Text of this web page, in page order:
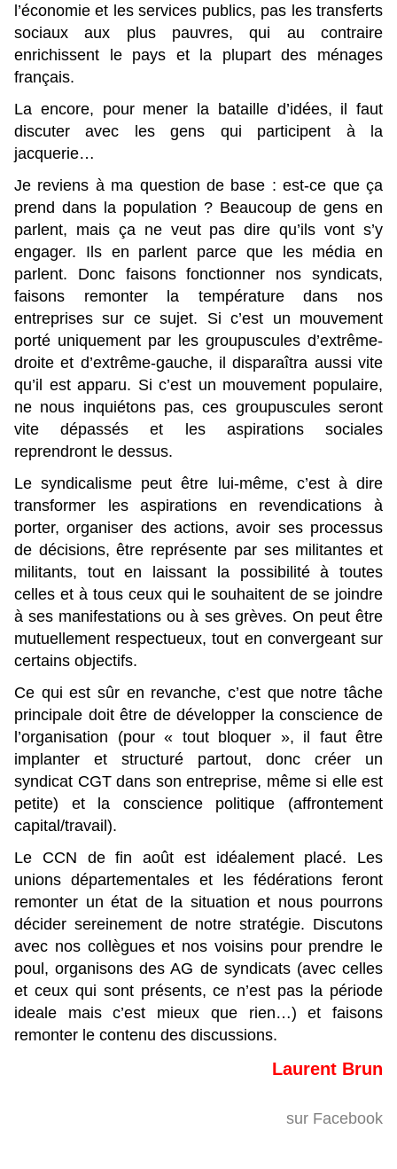
l’économie et les services publics, pas les transferts
sociaux aux plus pauvres, qui au contraire
enrichissent le pays et la plupart des ménages
français.
La encore, pour mener la bataille d’idées, il faut
discuter avec les gens qui participent à la
jacquerie…
Je reviens à ma question de base : est-ce que ça
prend dans la population ? Beaucoup de gens en
parlent, mais ça ne veut pas dire qu’ils vont s’y
engager. Ils en parlent parce que les média en
parlent. Donc faisons fonctionner nos syndicats,
faisons remonter la température dans nos
entreprises sur ce sujet. Si c’est un mouvement
porté uniquement par les groupuscules d’extrême-
droite et d’extrême-gauche, il disparaîtra aussi vite
qu’il est apparu. Si c’est un mouvement populaire,
ne nous inquiétons pas, ces groupuscules seront
vite dépassés et les aspirations sociales
reprendront le dessus.
Le syndicalisme peut être lui-même, c’est à dire
transformer les aspirations en revendications à
porter, organiser des actions, avoir ses processus
de décisions, être représente par ses militantes et
militants, tout en laissant la possibilité à toutes
celles et à tous ceux qui le souhaitent de se joindre
à ses manifestations ou à ses grèves. On peut être
mutuellement respectueux, tout en convergeant sur
certains objectifs.
Ce qui est sûr en revanche, c’est que notre tâche
principale doit être de développer la conscience de
l’organisation (pour « tout bloquer », il faut être
implanter et structuré partout, donc créer un
syndicat CGT dans son entreprise, même si elle est
petite) et la conscience politique (affrontement
capital/travail).
Le CCN de fin août est idéalement placé. Les
unions départementales et les fédérations feront
remonter un état de la situation et nous pourrons
décider sereinement de notre stratégie. Discutons
avec nos collègues et nos voisins pour prendre le
poul, organisons des AG de syndicats (avec celles
et ceux qui sont présents, ce n’est pas la période
ideale mais c’est mieux que rien…) et faisons
remonter le contenu des discussions.
Laurent Brun
sur Facebook